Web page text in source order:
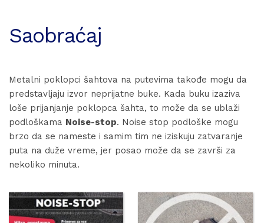
Saobraćaj
Metalni poklopci šahtova na putevima takođe mogu da
predstavljaju izvor neprijatne buke. Kada buku izaziva
loše prijanjanje poklopca šahta, to može da se ublaži
podloškama Noise-stop. Noise stop podloške mogu
brzo da se nameste i samim tim ne iziskuju zatvaranje
puta na duže vreme, jer posao može da se završi za
nekoliko minuta.